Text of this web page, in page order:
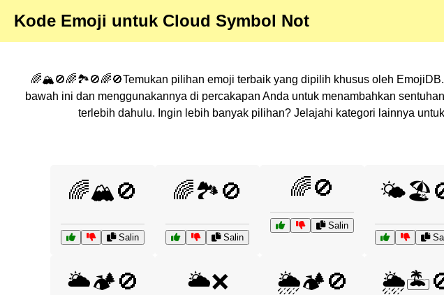
Kode Emoji untuk Cloud Symbol Not
🌈🏔️🚫🌈🏞️🚫🌈🚫Temukan pilihan emoji terbaik yang dipilih khusus oleh
bawah ini dan menggunakannya di percakapan Anda untuk menambahkan
terlebih dahulu. Ingin lebih banyak pilihan? Jelajahi kategori lainnya
🌈🏔️🚫
Salin
🌈🏞️🚫
Salin
🌈🚫
Salin
🌥️🏕️🚫 🌥️❌ 🌦️🏕️🚫